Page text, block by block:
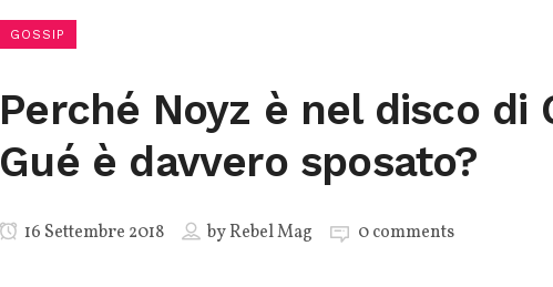
GOSSIP
Perché Noyz è nel disco di
Gué è davvero sposato?
16 Settembre 2018 byRebel Mag 0 comments